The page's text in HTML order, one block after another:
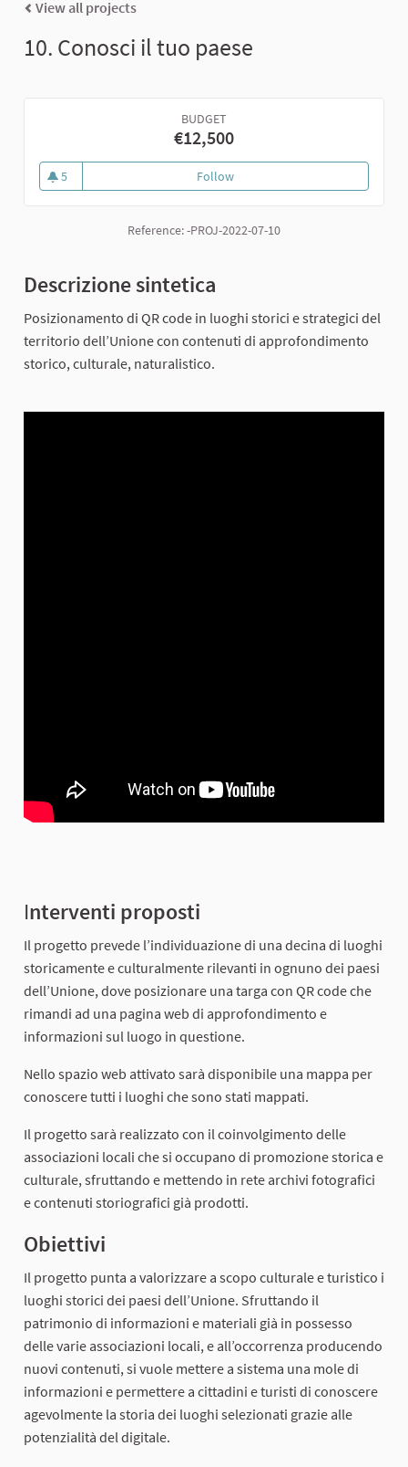
View all projects
10. Conosci il tuo paese
BUDGET
€12,500
5
5 followers
Follow10. Conosci il tuo paese
Reference: -PROJ-2022-07-10
Descrizione sintetica
Posizionamento di QR code in luoghi storici e strategici del
territorio dell’Unione con contenuti di approfondimento
storico, culturale, naturalistico.
Interventi proposti
Il progetto prevede l’individuazione di una decina di luoghi
storicamente e culturalmente rilevanti in ognuno dei paesi
dell’Unione, dove posizionare una targa con QR code che
rimandi ad una pagina web di approfondimento e
informazioni sul luogo in questione.
Nello spazio web attivato sarà disponibile una mappa per
conoscere tutti i luoghi che sono stati mappati.
Il progetto sarà realizzato con il coinvolgimento delle
associazioni locali che si occupano di promozione storica e
culturale, sfruttando e mettendo in rete archivi fotografici
e contenuti storiografici già prodotti.
Obiettivi
Il progetto punta a valorizzare a scopo culturale e turistico i
luoghi storici dei paesi dell’Unione. Sfruttando il
patrimonio di informazioni e materiali già in possesso
delle varie associazioni locali, e all’occorrenza producendo
nuovi contenuti, si vuole mettere a sistema una mole di
informazioni e permettere a cittadini e turisti di conoscere
agevolmente la storia dei luoghi selezionati grazie alle
potenzialità del digitale.